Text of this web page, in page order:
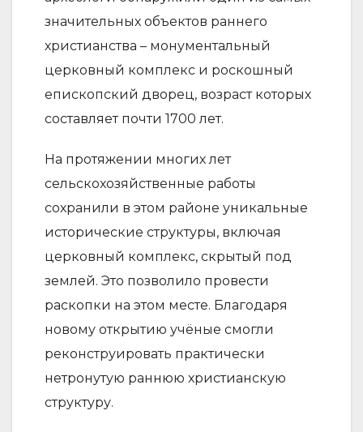
значительных объектов раннего
христианства – монументальный
церковный комплекс и роскошный
епископский дворец, возраст которых
составляет почти 1700 лет.
На протяжении многих лет
сельскохозяйственные работы
сохранили в этом районе уникальные
исторические структуры, включая
церковный комплекс, скрытый под
землей. Это позволило провести
раскопки на этом месте. Благодаря
новому открытию учёные смогли
реконструировать практически
нетронутую раннюю христианскую
структуру.